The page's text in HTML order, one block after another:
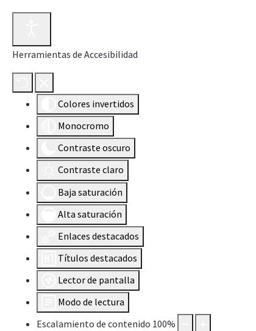
Herramientas de Accesibilidad
Colores invertidos
Monocromo
Contraste oscuro
Contraste claro
Baja saturación
Alta saturación
Enlaces destacados
Títulos destacados
Lector de pantalla
Modo de lectura
Escalamiento de contenido 100%